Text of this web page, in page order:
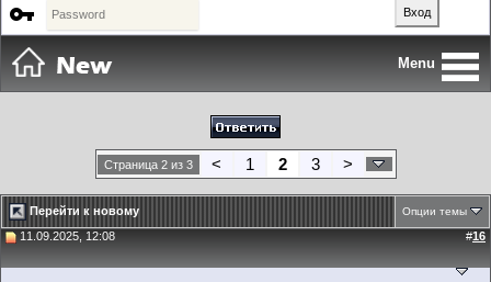

Menu
Страница 2 из 3 < 1 2 3 >
Перейти к новому Опции темы
11.09.2025, 12:08 #16